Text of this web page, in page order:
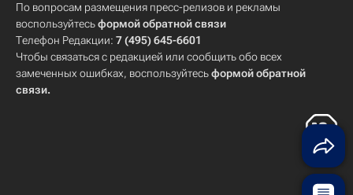
По вопросам размещения пресс-релизов и рекламы
воспользуйтесьформой обратной связи
Телефон Редакции: 7 (495) 645-6601
Чтобы связаться с редакцией или сообщить обо всех
замеченных ошибках, воспользуйтесьформой обратной
связи.